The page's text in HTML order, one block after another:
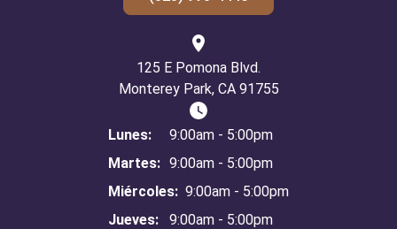
125 E Pomona Blvd.
Monterey Park, CA 91755
Lunes:
9:00am - 5:00pm
Martes: 9:00am - 5:00pm
Miércoles: 9:00am - 5:00pm
Jueves:
9:00am - 5:00pm